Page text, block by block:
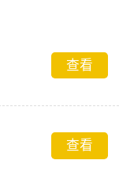
查看
查看